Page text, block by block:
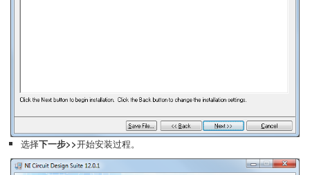
选择下一步>>开始安装过程。